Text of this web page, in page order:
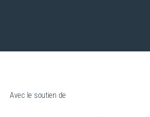
Avec le soutien de